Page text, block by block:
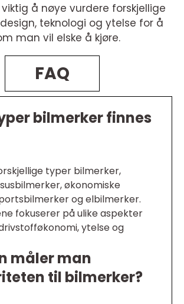
å nøye vurdere forskjellige
teknologi og ytelse for å
man vil elske å kjøre.
FAQ
bilmerker finnes
typer bilmerker,
økonomiske
og elbilmerker.
fokuserer på ulike aspekter
ytelse og
måler man
til bilmerker?